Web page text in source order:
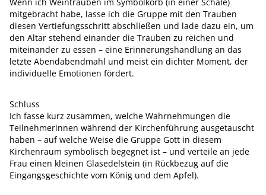
mitgebracht habe, lasse ich die Gruppe mit den Trauben
diesen Vertiefungsschritt abschließen und lade dazu ein, um
den Altar stehend einander die Trauben zu reichen und
miteinander zu essen – eine Erinnerungshandlung an das
letzte Abendabendmahl und meist ein dichter Moment, der
individuelle Emotionen fördert.
Schluss
Ich fasse kurz zusammen, welche Wahrnehmungen die
Teilnehmerinnen während der Kirchenführung ausgetauscht
haben – auf welche Weise die Gruppe Gott in diesem
Kirchenraum symbolisch begegnet ist – und verteile an jede
Frau einen kleinen Glasedelstein (in Rückbezug auf die
Eingangsgeschichte vom König und dem Apfel).